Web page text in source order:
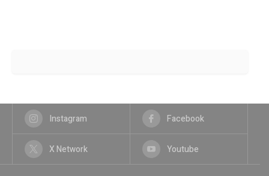
Instagram Facebook
X Network Youtube